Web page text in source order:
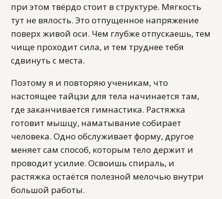
при этом твёрдо стоит в структуре. Мягкость
тут не вялость. Это отпущенное напряжение
поверх живой оси. Чем глубже отпускаешь, тем
чище проходит сила, и тем труднее тебя
сдвинуть с места.
Поэтому я и повторяю ученикам, что
настоящее тайцзи для тела начинается там,
где заканчивается гимнастика. Растяжка
готовит мышцу, наматывание собирает
человека. Одно обслуживает форму, другое
меняет сам способ, которым тело держит и
проводит усилие. Освоишь спираль, и
растяжка остаётся полезной мелочью внутри
большой работы.